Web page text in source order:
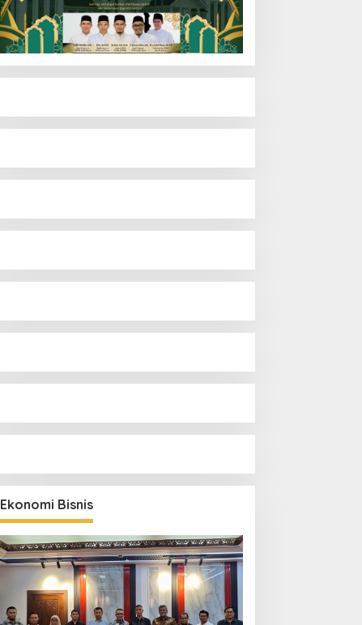
Ekonomi Bisnis